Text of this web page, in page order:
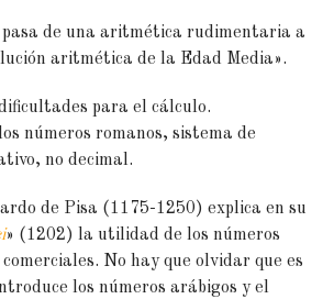
pasa de una aritmética rudimentaria a
aritmética de la Edad Media».
para el cálculo.
números romanos, sistema de
no decimal.
de Pisa (1175-1250) explica en su
» (1202) la utilidad de los números
No hay que olvidar que es
los números arábigos y el